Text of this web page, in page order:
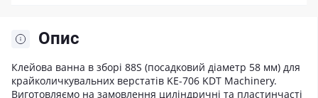
Опис
Клейова ванна в зборі 88S (посадковий діаметр 58 мм) для
крайколичкувальних верстатів KE-706 KDT Machinery.
Виготовляємо на замовлення циліндричні та пластинчасті